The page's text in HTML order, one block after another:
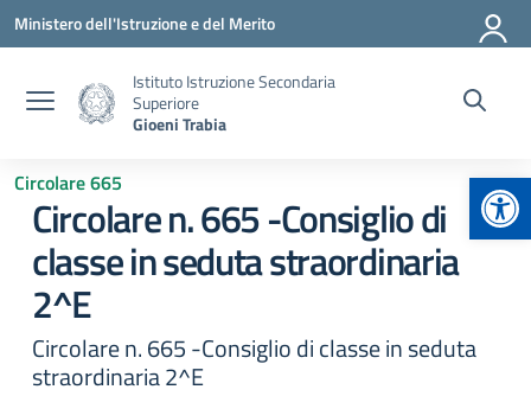
Vai ai contenuti
Vai al menu di navigazione
Vai al footer
Ministero dell'Istruzione e del Merito
Istituto Istruzione Secondaria
Superiore
Gioeni Trabia
Circolare 665
Circolare n. 665 -Consiglio di
classe in seduta straordinaria
2^E
Circolare n. 665 -Consiglio di classe in seduta
straordinaria 2^E